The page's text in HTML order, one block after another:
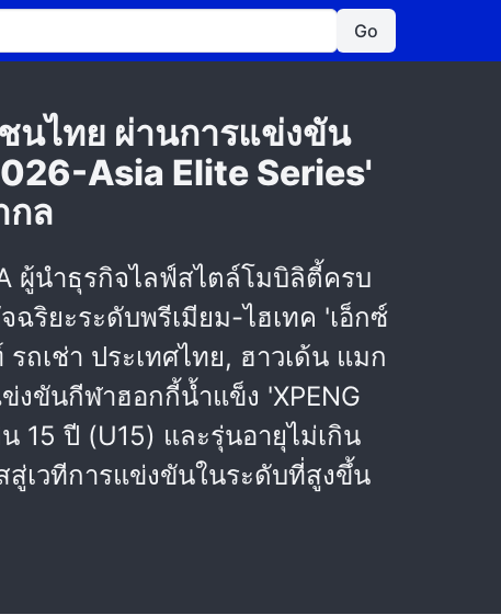
Go
นไทย ผ่านการแข่งขัน
Asia Elite Series'
กล
ผู้นำธุรกิจไลฟ์สไตล์โมบิลิตี้ครบ
ฉริยะระดับพรีเมียม-ไฮเทค 'เอ็กซ์
ถเช่า ประเทศไทย, ฮาวเด้น แมก
งขันกีฬาฮอกกี้น้ำแข็ง 'XPENG
15 ปี (U15) และรุ่นอายุไม่เกิน
เวทีการแข่งขันในระดับที่สูงขึ้น